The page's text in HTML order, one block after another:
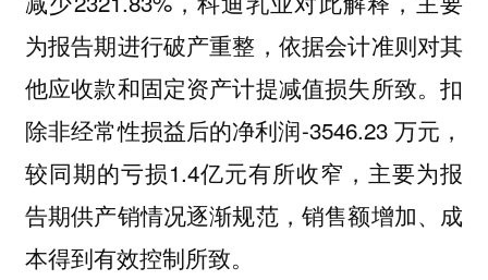
为报告期进行破产重整，依据会计准则对其
他应收款和固定资产计提减值损失所致。扣
除非经常性损益后的净利润-3546.23 万元，
较同期的亏损1.4亿元有所收窄，主要为报
告期供产销情况逐渐规范，销售额增加、成
本得到有效控制所致。